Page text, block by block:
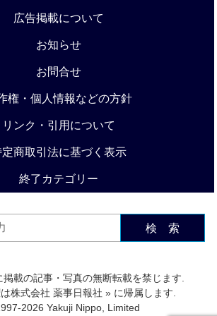
広告掲載について
お知らせ
お問合せ
権・個人情報などの方針
リンク・引用について
定商取引法に基づく表示
終了カテゴリー
検 索
掲載の記事・写真の無断転載を禁じます.
株式会社 薬事日報社 » に帰属します.
2026 Yakuji Nippo, Limited